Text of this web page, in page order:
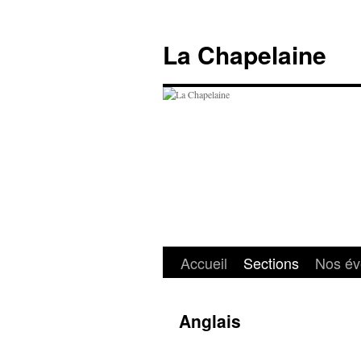
contenu
La Chapelaine
Accueil Sections Nos
Anglais